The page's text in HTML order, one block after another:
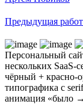
Предыдущая
Персональный
нескольких SaaS-
чёрный + красно-
типографика с
анимация «было →